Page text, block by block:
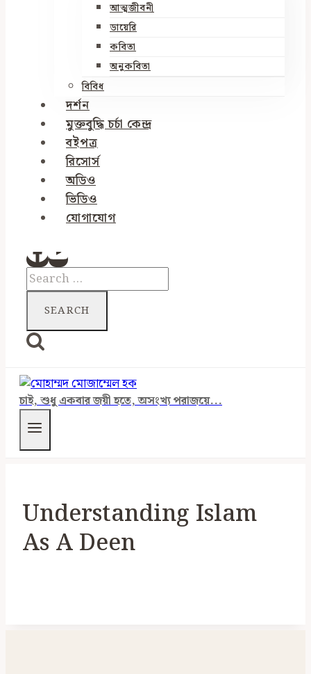
আত্মজীবনী
ডায়েরি
কবিতা
অনুকবিতা
বিবিধ
দর্শন
মুক্তবুদ্ধি চর্চা কেন্দ্র
বইপত্র
রিসোর্স
অডিও
ভিডিও
যোগাযোগ
Search
for:
চাই, শুধু একবার জয়ী হতে, অসংখ্য পরাজয়ে...
Understanding Islam
As A Deen